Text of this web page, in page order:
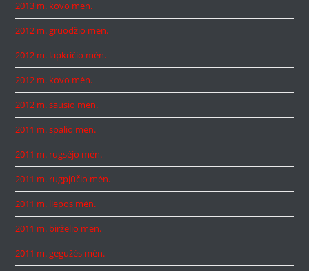
2013 m. kovo mėn.
2012 m. gruodžio mėn.
2012 m. lapkričio mėn.
2012 m. kovo mėn.
2012 m. sausio mėn.
2011 m. spalio mėn.
2011 m. rugsėjo mėn.
2011 m. rugpjūčio mėn.
2011 m. liepos mėn.
2011 m. birželio mėn.
2011 m. gegužės mėn.